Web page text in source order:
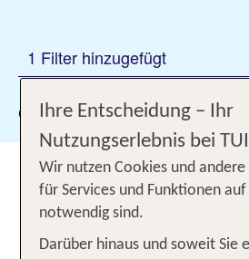
1 Filter hinzugefügt
Gewählte Filter: Ammoudara
Urlaub in
Urlaubsfreuden
Griechenlands
Ihre Entscheidung – Ihr
Nutzungserlebnis bei
Wir nutzen Cookies und
für Services und Funktionen
notwendig sind.
Darüber hinaus und soweit Sie